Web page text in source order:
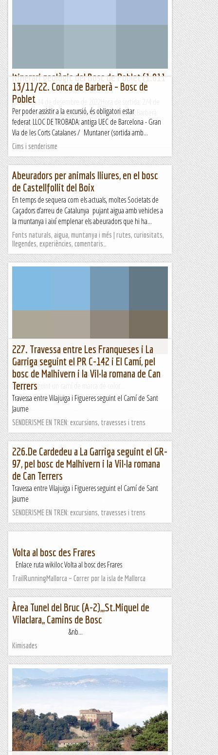
Capcir i fer una circular pel Petit Peric i Mont Llaret,...
Itinerari geològic del Bosc de Poblet (1.011
m)
Dimecres 14 de desembre de 2022Hora de sortida: 2/4 de
vuit del matí. Ubicació: Comarca de la Conca de Barberà.
Temps aproximat: 4 h 45 min (9,1 km) ...
Maifemcim.cat
13/11/22. Conca de Barberà – Bosc de
Poblet
Per poder assistir a la excursió, és obligatori estar
federat LLOC DE TROBADA: antiga UEC de Barcelona - Gran
Via de les Corts Catalanes / Muntaner (sortida amb...
Cims i senderisme
Abeuradors per animals lliures, en el bosc
de Castellfollit del Boix
En temps de sequera com els actuals, moltes Societats de
Caçadors d’arreu de Catalunya pujant aigua amb vehicles a
la muntanya i així emplenar els abeuradors que hi ha...
Fonts naturals, aigua, muntanya i més | rutes, curiositats,
llegendes, experiències, comentaris…
Rivert, Bosc de Salàs, Rivert
Ruta de 40' per visitar el poble i els voltants, 2 km. Es pot
allargar seguint un camí de marca de color...
Fent senderisme
227. Travessa entre Les Franqueses i La
Garriga seguint el PR C-142 i El Camí, pel
bosc de Malhivern i la Vil·la romana de Can
Terrers
Travessa entre Vilajuïga i Figueres seguint el Camí de Sant
Jaume
SENDERISME EN TREN: excursions, travesses i trens
226.De Cardedeu a La Garriga seguint el GR-
97, pel bosc de Malhivern i la Vil·la romana
de Can Terrers
Travessa entre Vilajuïga i Figueres seguint el Camí de Sant
Jaume
SENDERISME EN TREN: excursions, travesses i trens
Volta al bosc des Frares
Enlace ruta wikiloc Volta al bosc des Frares
TrailRunningMallorca – Correr por la isla de Mallorca
Àrea Tunel del Bruc (A-2),,,St.Miquel de
Vilaclara,, Camins de Bosc
&nb...
Kimisades